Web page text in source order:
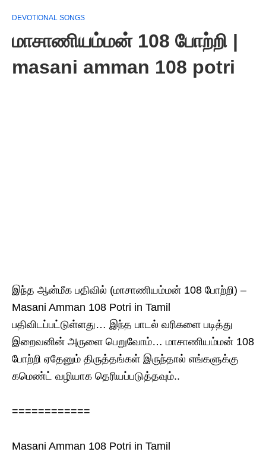
DEVOTIONAL SONGS
மாசாணியம்மன் 108 போற்றி |
masani amman 108 potri
இந்த ஆன்மீக பதிவில் (மாசாணியம்மன் 108 போற்றி) –
Masani Amman 108 Potri in Tamil
பதிவிடப்பட்டுள்ளது… இந்த பாடல் வரிகளை படித்து
இறைவனின் அருளை பெறுவோம்… மாசாணியம்மன் 108
போற்றி ஏதேனும் திருத்தங்கள் இருந்தால் எங்களுக்கு
கமெண்ட் வழியாக தெரியப்படுத்தவும்..
============
Masani Amman 108 Potri in Tamil